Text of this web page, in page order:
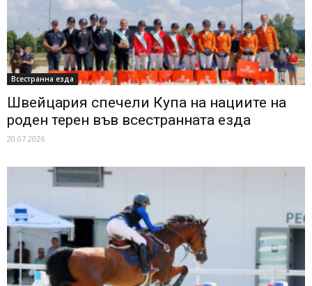
Всестранна езда
Швейцария спечели Купа на нациите на
роден терен във всестранната езда
20.07.2026